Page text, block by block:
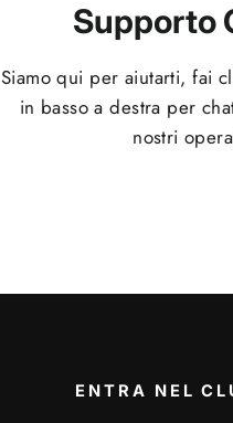
Supporto
Siamo qui per aiutarti, fai
in basso a destra per
nostri
ENTRA NEL